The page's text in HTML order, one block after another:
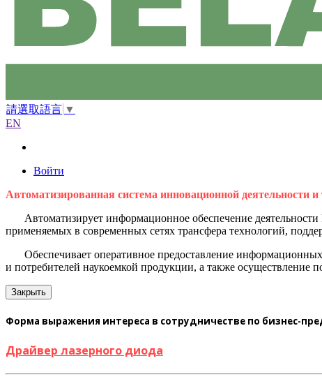
請選取語言 ▼
EN
Войти
Автоматизированная система инновационной
Автоматизирует информационное обеспечение
применяемых в современных сетях трансфера технологий,
Обеспечивает оперативное предоставление
и потребителей наукоемкой продукции, а также осуществление
Закрыть
Форма выражения интереса в сотрудничестве по бизнес-
Драйвер лазерного диода